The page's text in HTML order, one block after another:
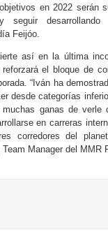
en 2022 serán
seguir desarrollando
Feijóo.
así en la última
el bloque de
“Iván ha
desde categorías
ganas de verle
en carreras
corredores del
Team Manager del MMR